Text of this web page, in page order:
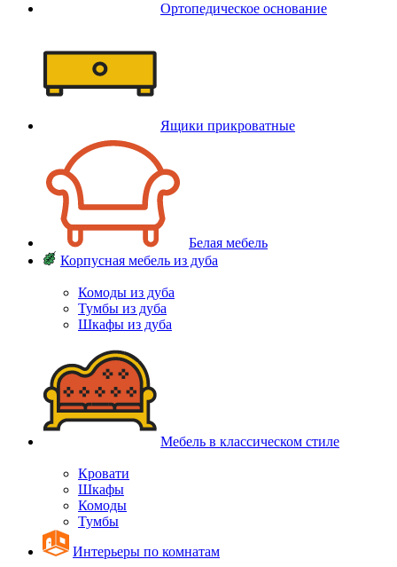
Ортопедическое основание
Ящики прикроватные
Белая мебель
Корпусная мебель из дуба
Комоды из дуба
Тумбы из дуба
Шкафы из дуба
Мебель в классическом стиле
Кровати
Шкафы
Комоды
Тумбы
Интерьеры по комнатам